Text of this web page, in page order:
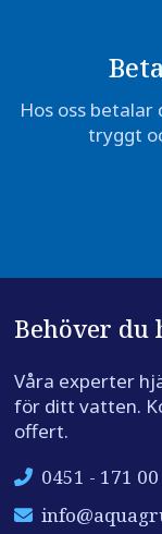
Hos oss
tryggt
Behöver du
Våra experter
för ditt vatten.
offert.
0451 - 171 00